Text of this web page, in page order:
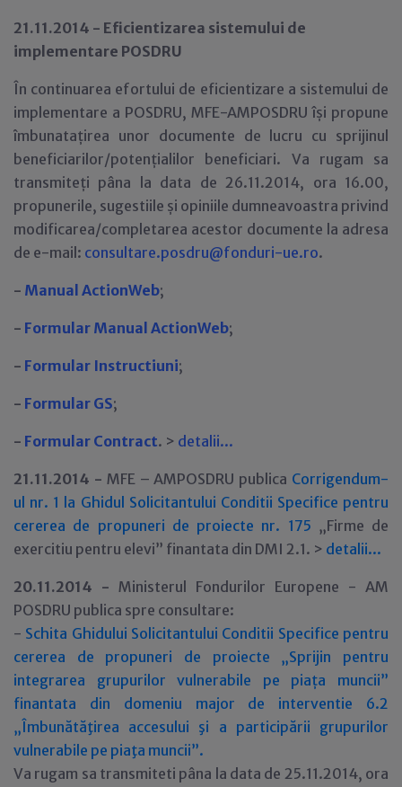
21.11.2014 - Eficientizarea sistemului de
implementare POSDRU
În continuarea efortului de eficientizare a sistemului de
implementare a POSDRU, MFE-AMPOSDRU își propune
îmbunatațirea unor documente de lucru cu sprijinul
beneficiarilor/potențialilor beneficiari. Va rugam sa
transmiteți pâna la data de 26.11.2014, ora 16.00,
propunerile, sugestiile și opiniile dumneavoastra privind
modificarea/completarea acestor documente la adresa
de e-mail: consultare.posdru@fonduri-ue.ro.
- Manual ActionWeb;
- Formular Manual ActionWeb;
- Formular Instructiuni;
- Formular GS;
- Formular Contract. > detalii...
21.11.2014 - MFE – AMPOSDRU publica Corrigendum-
ul nr. 1 la Ghidul Solicitantului Conditii Specifice pentru
cererea de propuneri de proiecte nr. 175 „Firme de
exercitiu pentru elevi” finantata din DMI 2.1. > detalii...
20.11.2014 - Ministerul Fondurilor Europene - AM
POSDRU publica spre consultare:
- Schita Ghidului Solicitantului Conditii Specifice pentru
cererea de propuneri de proiecte „Sprijin pentru
integrarea grupurilor vulnerabile pe piața muncii”
finantata din domeniu major de interventie 6.2
„Îmbunătăţirea accesului şi a participării grupurilor
vulnerabile pe piaţa muncii”.
Va rugam sa transmiteti pâna la data de 25.11.2014, ora